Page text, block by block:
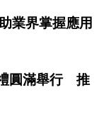
業界掌握應用
圓滿舉行 推